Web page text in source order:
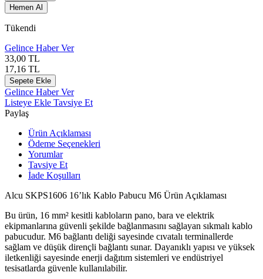
Hemen Al
Tükendi
Gelince Haber Ver
33,00 TL
17,16 TL
Sepete Ekle
Gelince Haber Ver
Listeye Ekle Tavsiye Et
Paylaş
Ürün Açıklaması
Ödeme Seçenekleri
Yorumlar
Tavsiye Et
İade Koşulları
Alcu SKPS1606 16’lık Kablo Pabucu M6 Ürün Açıklaması
Bu ürün, 16 mm² kesitli kabloların pano, bara ve elektrik
ekipmanlarına güvenli şekilde bağlanmasını sağlayan sıkmalı kablo
pabucudur. M6 bağlantı deliği sayesinde cıvatalı terminallerde
sağlam ve düşük dirençli bağlantı sunar. Dayanıklı yapısı ve yüksek
iletkenliği sayesinde enerji dağıtım sistemleri ve endüstriyel
tesisatlarda güvenle kullanılabilir.